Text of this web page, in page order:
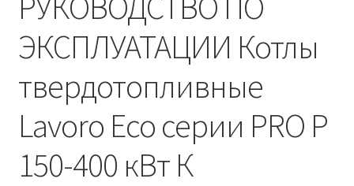
ЭКСПЛУАТАЦИИ Котлы
твердотопливные
Lavoro Eco серии PRO P
150-400 кВт К